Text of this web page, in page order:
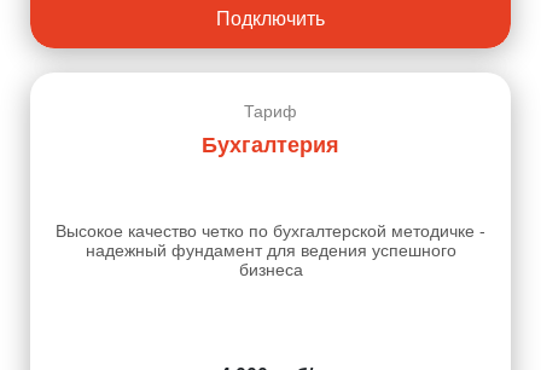
Подключить
Тариф
Бухгалтерия
Высокое качество четко по бухгалтерской методичке -
надежный фундамент для ведения успешного
бизнеса